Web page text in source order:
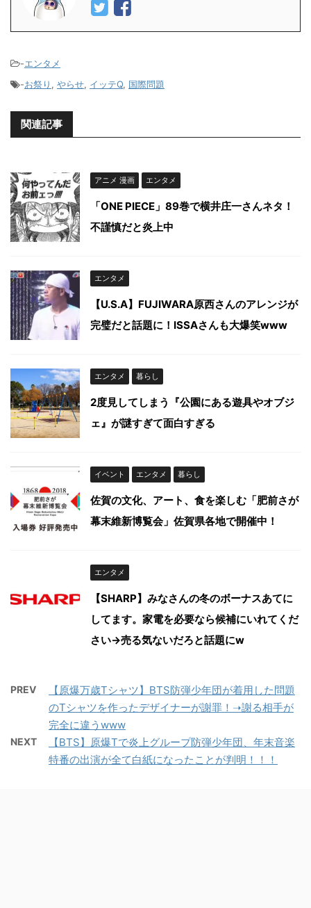
-エンタメ
-お祭り , やらせ, イッテQ, 国際問題
関連記事
アニメ 漫画 エンタメ
「ONE PIECE」89巻で横井庄一さんネタ！
不謹慎だと炎上中
エンタメ
【U.S.A】FUJIWARA原西さんのアレンジが
完璧だと話題に！ISSAさんも大爆笑www
エンタメ 暮らし
2度見してしまう『公園にある遊具やオブジ
ェ』が謎すぎて面白すぎる
イベント エンタメ 暮らし
佐賀の文化、アート、食を楽しむ「肥前さが
幕末維新博覧会」佐賀県各地で開催中！
エンタメ
【SHARP】みなさんの冬のボーナスあてに
してます。家電を必要なら候補にいれてくだ
さい→売る気ないだろと話題にw
PREV
【原爆万歳Tシャツ】BTS防弾少年団が着用した問題
のTシャツを作ったデザイナーが謝罪！➝謝る相手が
完全に違うwww
NEXT
【BTS】原爆Tで炎上グループ防弾少年団、年末音楽
特番の出演が全て白紙になったことが判明！！！